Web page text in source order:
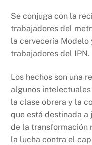
Se conjuga con la
trabajadores del
la cervecería Modelo
trabajadores del IPN.
Los hechos son una
algunos
la clase obrera y la
que está destinada
de la transformación
la lucha contra el